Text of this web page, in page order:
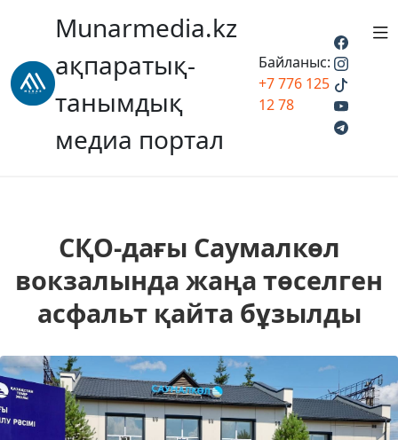
Munarmedia.kz
ақпаратық-
танымдық
медиа портал
Байланыс:
+7 776 125
12 78
СҚО-дағы Саумалкөл
вокзалында жаңа төселген
асфальт қайта бұзылды